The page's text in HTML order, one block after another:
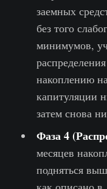
заемных
без того
минимумов,
накоплению
капитуляции
затем снова
Фаза 4
месяцев
подняться